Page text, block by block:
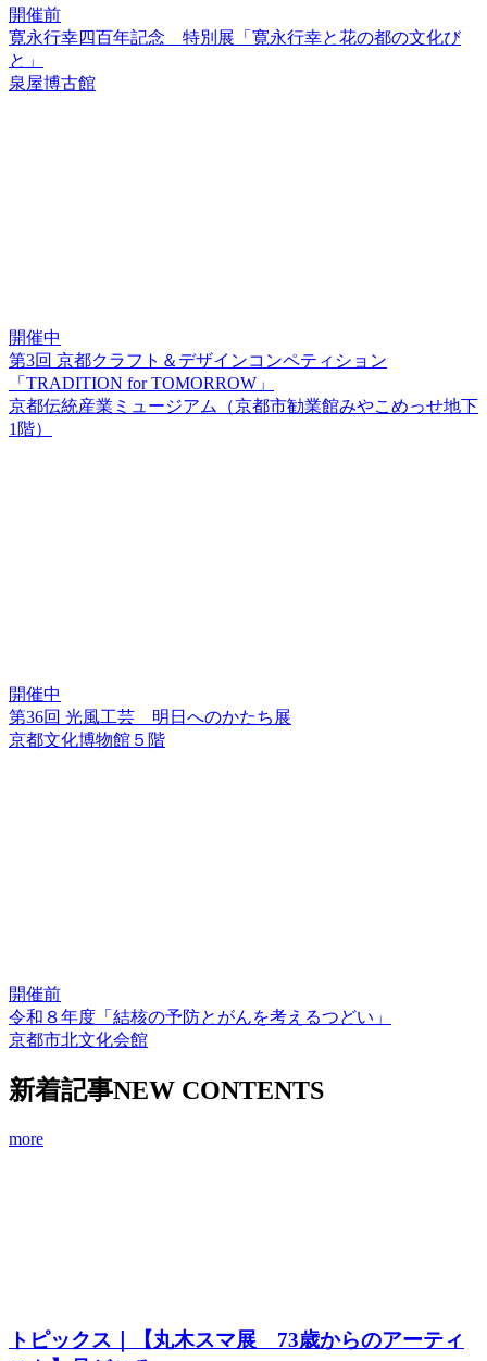
開催前
寛永行幸四百年記念 特別展「寛永行幸と花の都の文化び
と」
泉屋博古館
開催中
第3回 京都クラフト＆デザインコンペティション
「TRADITION for TOMORROW」
京都伝統産業ミュージアム（京都市勧業館みやこめっせ地下
1階）
開催中
第36回 光風工芸 明日へのかたち展
京都文化博物館５階
開催前
令和８年度「結核の予防とがんを考えるつどい」
京都市北文化会館
新着記事NEW CONTENTS
more
トピックス｜【丸木スマ展 73歳からのアーティ